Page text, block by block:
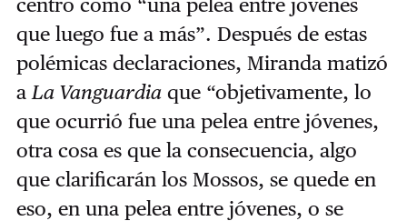
que luego fue a más”. Después de estas
polémicas declaraciones, Miranda matizó
a La Vanguardiaque “objetivamente, lo
que ocurrió fue una pelea entre jóvenes,
otra cosa es que la consecuencia, algo
que clarificarán los Mossos, se quede en
eso, en una pelea entre jóvenes, o se